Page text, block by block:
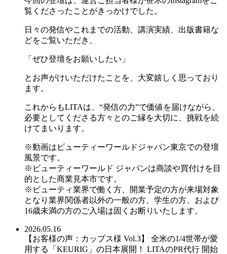
覧くださったことがきっかけでした。
日々の発信やこれまでの活動、講演実績、出版書籍な
どをご覧いただき、
「ぜひ登壇をお願いしたい」
とお声がけいただけたことを、大変嬉しく思っており
ます。
これからもLITAは、“発信の力”で価値を届けながら、
必要としてくださる方々とのご縁を大切に、挑戦を続
けてまいります。
※動画はビューティーワールドジャパン東京での登壇
風景です。
※ビューティーワールド ジャパンは商談や買付けを目
的とした商業見本市です。
※ビューティ業界で働く方、開業予定の方が来場対象
となり業界関係者以外の一般の方、学生の方、および
16歳未満の方のご入場は固くお断りいたします。
2026.05.16
【お客様の声：カップス様 Vol.3】 全米の1/4世帯が愛
用する「KEURIG」の日本展開！ LITAのPR代行 開始